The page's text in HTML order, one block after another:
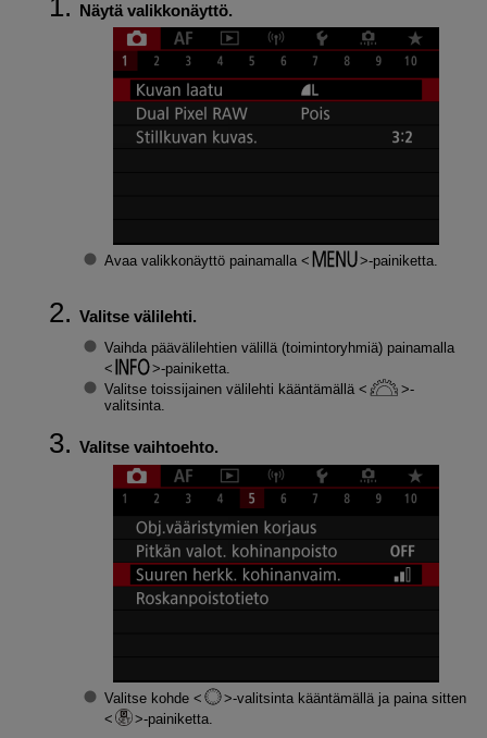
Näytä valikkonäyttö.
Avaa valikkonäyttö painamalla -painiketta.
Valitse välilehti.
Vaihda päävälilehtien välillä (toimintoryhmiä) painamalla
-painiketta.
Valitse toissijainen välilehti kääntämällä
-
valitsinta.
Valitse vaihtoehto.
Valitse kohde
-valitsinta kääntämällä ja paina sitten
-painiketta.